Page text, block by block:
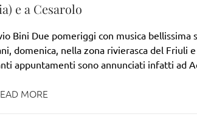
e a Cesarolo
Bini Due pomeriggi con musica bellissima
domenica, nella zona rivierasca del Friuli
appuntamenti sono annunciati infatti ad
MORE